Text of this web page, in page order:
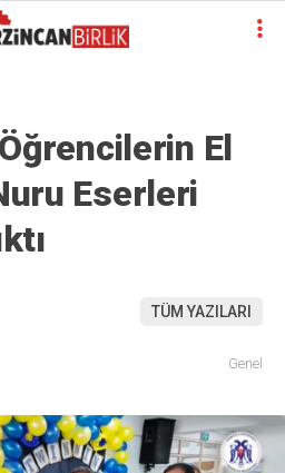
El
Eserleri
TÜM YAZILARI
Genel